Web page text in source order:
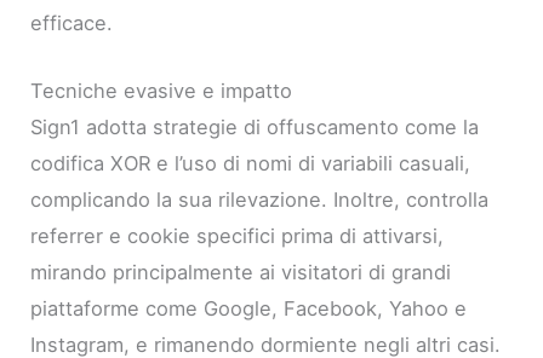
efficace.
Tecniche evasive e impatto
Sign1 adotta strategie di offuscamento come la
codifica XOR e l’uso di nomi di variabili casuali,
complicando la sua rilevazione. Inoltre, controlla
referrer e cookie specifici prima di attivarsi,
mirando principalmente ai visitatori di grandi
piattaforme come Google, Facebook, Yahoo e
Instagram, e rimanendo dormiente negli altri casi.